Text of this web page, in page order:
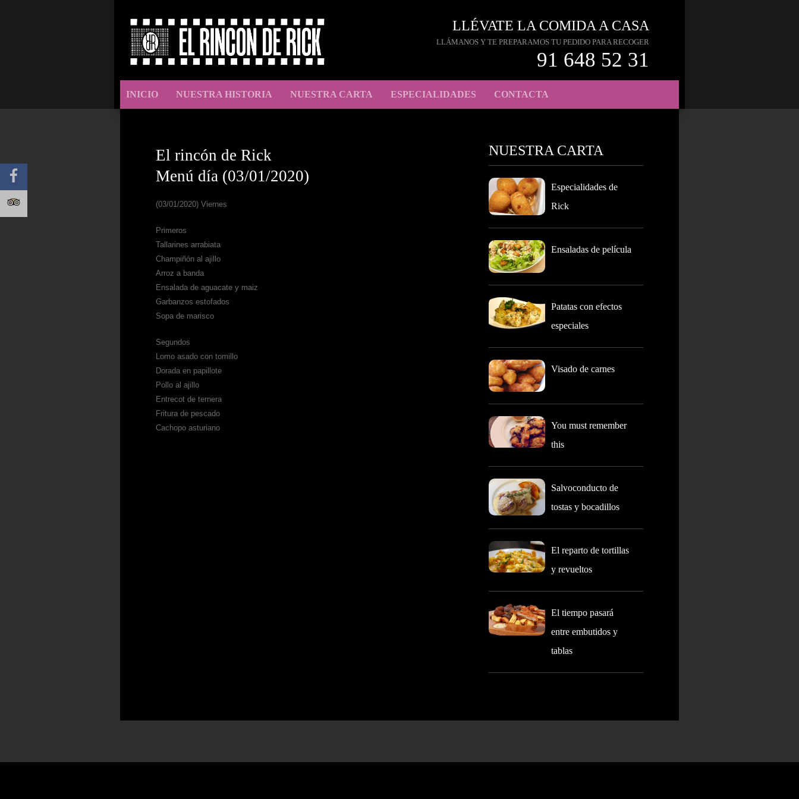
LLÉVATE LA COMIDA A CASA
LLÁMANOS Y TE PREPARAMOS TU PEDIDO PARA RECOGER
91 648 52 31
INICIO NUESTRA HISTORIA NUESTRA CARTA ESPECIALIDADES CONTACTA
El rincón de Rick
Menú día (03/01/2020)
(03/01/2020) Viernes
Primeros
Tallarines arrabiata
Champiñón al ajillo
Arroz a banda
Ensalada de aguacate y maiz
Garbanzos estofados
Sopa de marisco
Segundos
Lomo asado con tomillo
Dorada en papillote
Pollo al ajillo
Entrecot de ternera
Fritura de pescado
Cachopo asturiano
NUESTRA CARTA
Especialidades de
Rick
Ensaladas de película
Patatas con efectos
especiales
Visado de carnes
You must remember
this
Salvoconducto de
tostas y bocadillos
El reparto de tortillas
y revueltos
El tiempo pasará
entre embutidos y
tablas